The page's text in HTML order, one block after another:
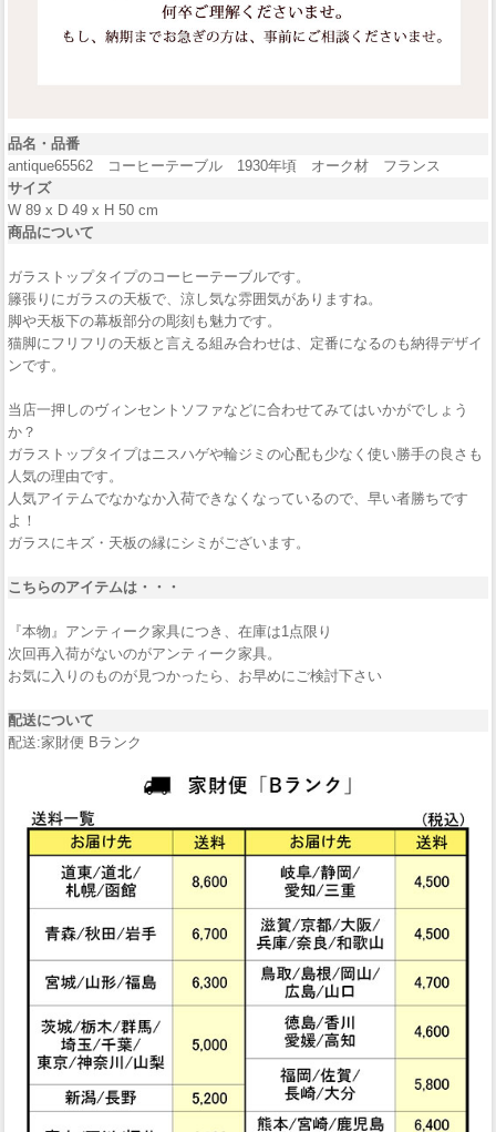
品名・品番
antique65562 コーヒーテーブル 1930年頃 オーク材 フランス
サイズ
W 89 x D 49 x H 50 cm
商品について
ガラストップタイプのコーヒーテーブルです。
籐張りにガラスの天板で、涼し気な雰囲気がありますね。
脚や天板下の幕板部分の彫刻も魅力です。
猫脚にフリフリの天板と言える組み合わせは、定番になるのも納得デザイ
ンです。
当店一押しのヴィンセントソファなどに合わせてみてはいかがでしょう
か？
ガラストップタイプはニスハゲや輪ジミの心配も少なく使い勝手の良さも
人気の理由です。
人気アイテムでなかなか入荷できなくなっているので、早い者勝ちです
よ！
ガラスにキズ・天板の縁にシミがございます。
こちらのアイテムは・・・
『本物』アンティーク家具につき、在庫は1点限り
次回再入荷がないのがアンティーク家具。
お気に入りのものが見つかったら、お早めにご検討下さい
配送について
配送:家財便 Bランク